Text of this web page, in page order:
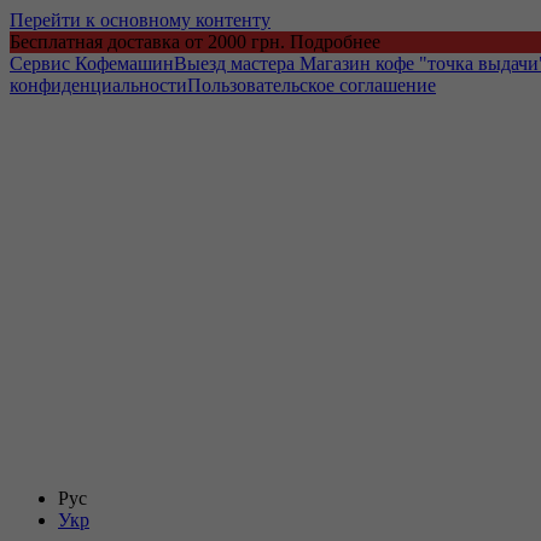
Перейти к основному контенту
Бесплатная доставка от 2000 грн. Подробнее
Сервис КофемашинВыезд мастера Магазин кофе "точка
конфиденциальностиПользовательское соглашение
Рус
Укр